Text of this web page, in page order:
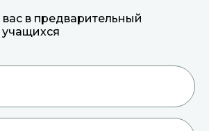
вас в предварительный
учащихся